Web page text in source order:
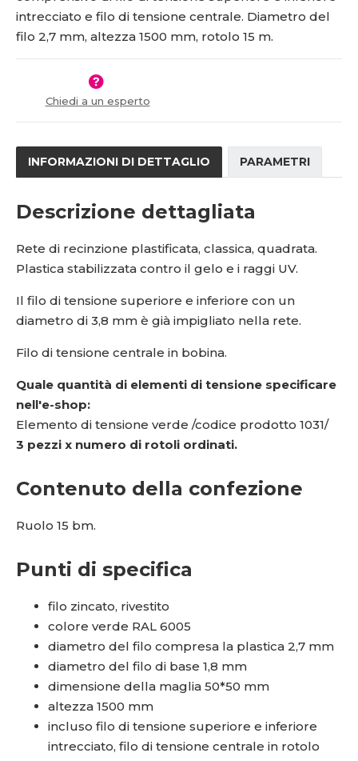
50
s
t
t
v
intrecciato e filo di tensione centrale. Diametro del
filo 2,7 mm, altezza 1500 mm, rotolo 15 m.
Chiedi a un esperto
INFORMAZIONI DI DETTAGLIO PARAMETRI
Descrizione dettagliata
Rete di recinzione plastificata, classica, quadrata.
Plastica stabilizzata contro il gelo e i raggi UV.
Il filo di tensione superiore e inferiore con un
diametro di 3,8 mm è già impigliato nella rete.
Filo di tensione centrale in bobina.
Quale quantità di elementi di tensione specificare
nell'e-shop:
Elemento di tensione verde /codice prodotto 1031/
3 pezzi x numero di rotoli ordinati.
Contenuto della confezione
Ruolo 15 bm.
Punti di specifica
filo zincato, rivestito
colore verde RAL 6005
diametro del filo compresa la plastica 2,7 mm
diametro del filo di base 1,8 mm
dimensione della maglia 50*50 mm
altezza 1500 mm
incluso filo di tensione superiore e inferiore
intrecciato, filo di tensione centrale in rotolo